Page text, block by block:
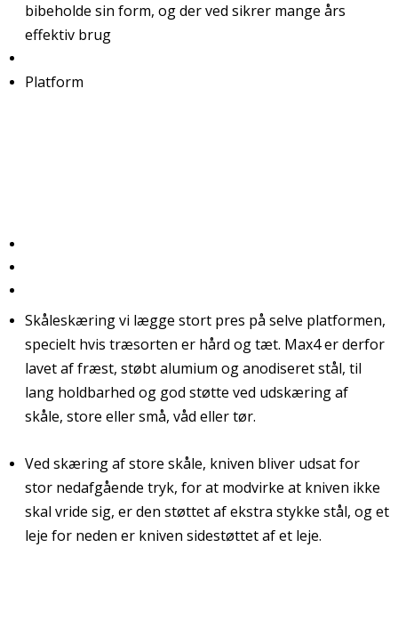
bibeholde sin form, og der ved sikrer mange års
effektiv brug
Platform
Skåleskæring vi lægge stort pres på selve platformen,
specielt hvis træsorten er hård og tæt. Max4 er derfor
lavet af fræst, støbt alumium og anodiseret stål, til
lang holdbarhed og god støtte ved udskæring af
skåle, store eller små, våd eller tør.
Ved skæring af store skåle, kniven bliver udsat for
stor nedafgående tryk, for at modvirke at kniven ikke
skal vride sig, er den støttet af ekstra stykke stål, og et
leje for neden er kniven sidestøttet af et leje.